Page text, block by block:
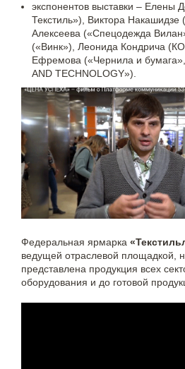
экспонентов выставки – Елены
Текстиль»), Виктора
Алексеева («Спецодежда
(«Винк»), Леонида Кондрича
Ефремова («Чернила и
AND TECHNOLOGY»).
Федеральная ярмарка
ведущей отраслевой площадкой,
представлена продукция всех
оборудования и до готовой